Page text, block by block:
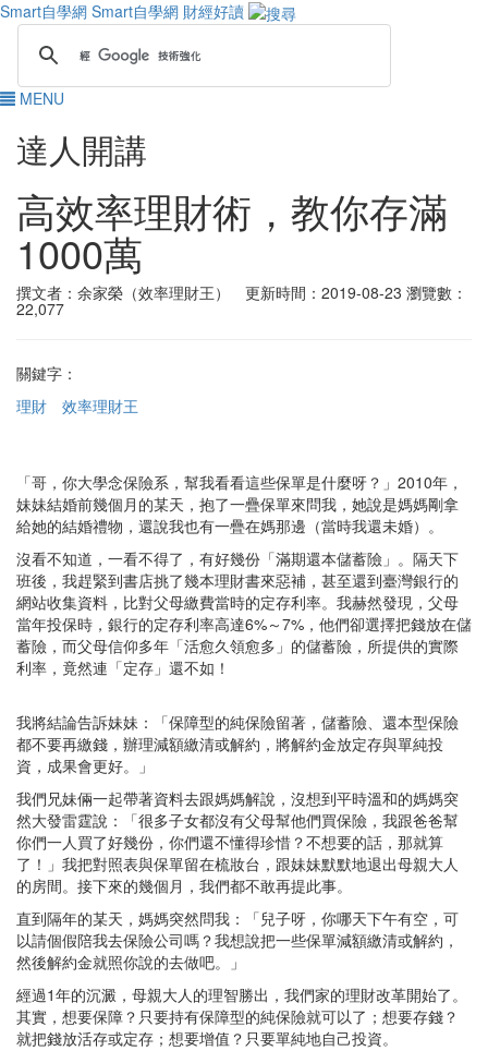
Smart自學網 Smart自學網 財經好讀
MENU
達人開講
高效率理財術，教你存滿
1000萬
撰文者：余家榮（效率理財王） 更新時間：2019-08-23 瀏覽數：
22,077
關鍵字：
理財
效率理財王
「哥，你大學念保險系，幫我看看這些保單是什麼呀？」2010年，
妹妹結婚前幾個月的某天，抱了一疊保單來問我，她說是媽媽剛拿
給她的結婚禮物，還說我也有一疊在媽那邊（當時我還未婚）。
沒看不知道，一看不得了，有好幾份「滿期還本儲蓄險」。隔天下
班後，我趕緊到書店挑了幾本理財書來惡補，甚至還到臺灣銀行的
網站收集資料，比對父母繳費當時的定存利率。我赫然發現，父母
當年投保時，銀行的定存利率高達6%～7%，他們卻選擇把錢放在儲
蓄險，而父母信仰多年「活愈久領愈多」的儲蓄險，所提供的實際
利率，竟然連「定存」還不如！
我將結論告訴妹妹：「保障型的純保險留著，儲蓄險、還本型保險
都不要再繳錢，辦理減額繳清或解約，將解約金放定存與單純投
資，成果會更好。」
我們兄妹倆一起帶著資料去跟媽媽解說，沒想到平時溫和的媽媽突
然大發雷霆說：「很多子女都沒有父母幫他們買保險，我跟爸爸幫
你們一人買了好幾份，你們還不懂得珍惜？不想要的話，那就算
了！」我把對照表與保單留在梳妝台，跟妹妹默默地退出母親大人
的房間。接下來的幾個月，我們都不敢再提此事。
直到隔年的某天，媽媽突然問我：「兒子呀，你哪天下午有空，可
以請個假陪我去保險公司嗎？我想說把一些保單減額繳清或解約，
然後解約金就照你說的去做吧。」
經過1年的沉澱，母親大人的理智勝出，我們家的理財改革開始了。
其實，想要保障？只要持有保障型的純保險就可以了；想要存錢？
就把錢放活存或定存；想要增值？只要單純地自己投資。